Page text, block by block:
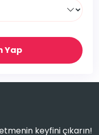
Yap
keyfini çıkarın!